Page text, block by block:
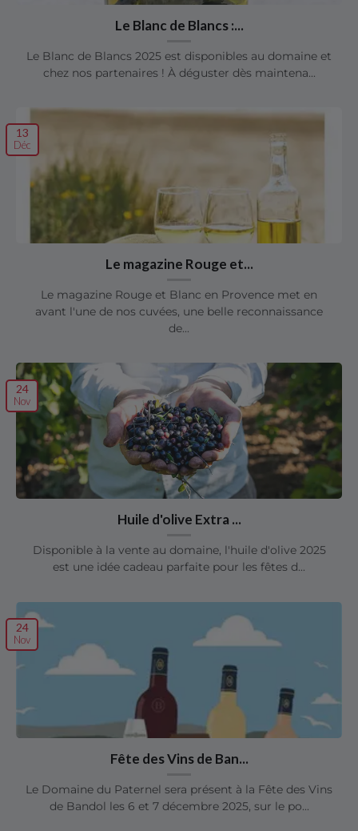
Le Blanc de Blancs :...
Le Blanc de Blancs 2025 est disponibles au domaine et
chez nos partenaires ! À déguster dès maintena...
13
Déc
Le magazine Rouge et...
Le magazine Rouge et Blanc en Provence met en
avant l'une de nos cuvées, une belle reconnaissance
de...
24
Nov
Huile d'olive Extra ...
Disponible à la vente au domaine, l'huile d'olive 2025
est une idée cadeau parfaite pour les fêtes d...
24
Nov
Fête des Vins de Ban...
Le Domaine du Paternel sera présent à la Fête des Vins
de Bandol les 6 et 7 décembre 2025, sur le po...